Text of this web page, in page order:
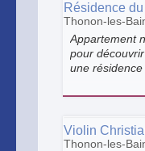
Résidence
Thonon-les-
Appartement
pour
une
exposée Sud-
enfants
Violin
Thonon-les-